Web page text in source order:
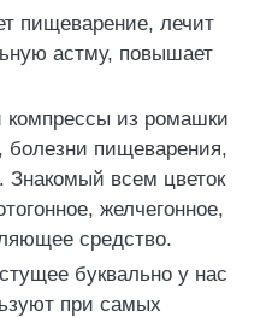
пищеварение, лечит
астму, повышает
из ромашки
болезни пищеварения,
Знакомый всем цветок
желчегонное,
средство.
буквально у нас
при самых